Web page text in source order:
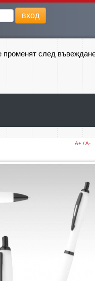
вход
променят след
A+ /A-